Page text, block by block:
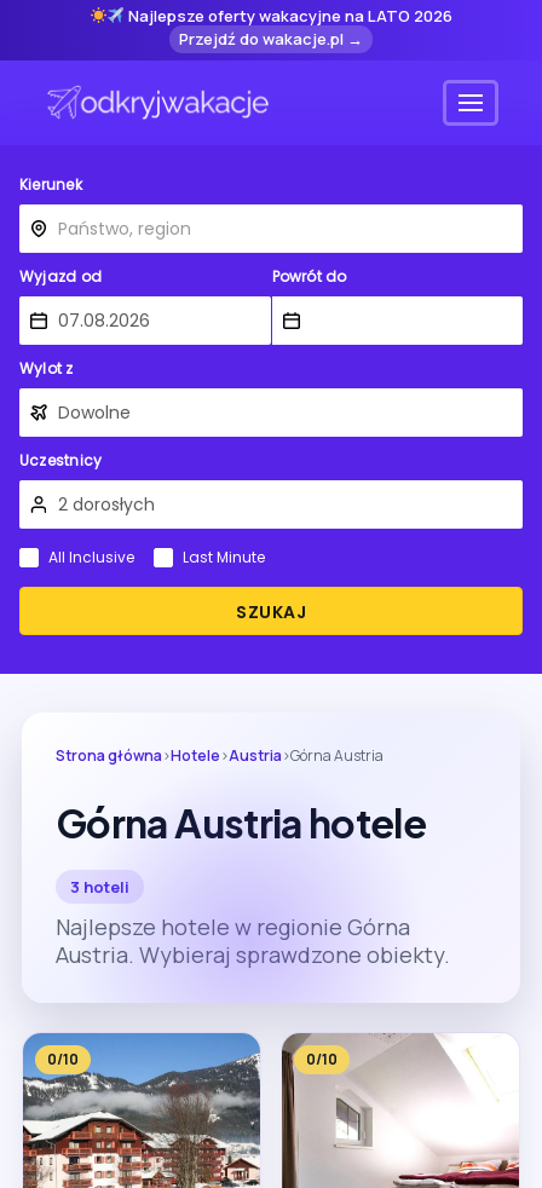
Najlepsze oferty wakacyjne na LATO 2026
Przejdź do wakacje.pl →
Menu
Kierunek
Wyjazd od Powrót do
Wylot z
Uczestnicy
SZUKAJ
All Inclusive Last Minute
Strona główna›Hotele›Austria›Górna Austria
Górna Austria hotele
3 hoteli
Najlepsze hotele w regionie Górna
Austria. Wybieraj sprawdzone obiekty.
0/10 0/10